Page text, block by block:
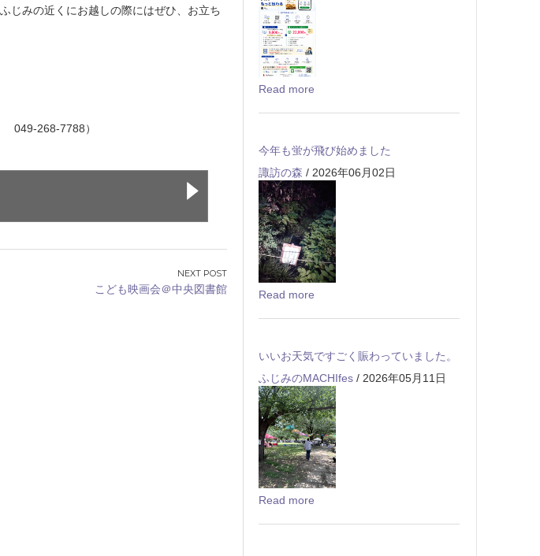
じみの近くにお越しの際にはぜひ、お立ち
049-268-7788）
こども映画会＠中央図書館
Read more
今年も蛍が飛び始めました
諏訪の森 / 2026年06月02日
Read more
いいお天気ですごく賑わっていました。
ふじみのMACHIfes / 2026年05月11日
Read more